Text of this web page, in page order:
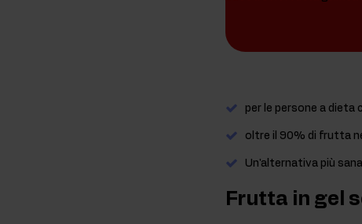
per le persone a dieta
oltre il 90% di frutta
Un'alternativa più
Frutta in gel